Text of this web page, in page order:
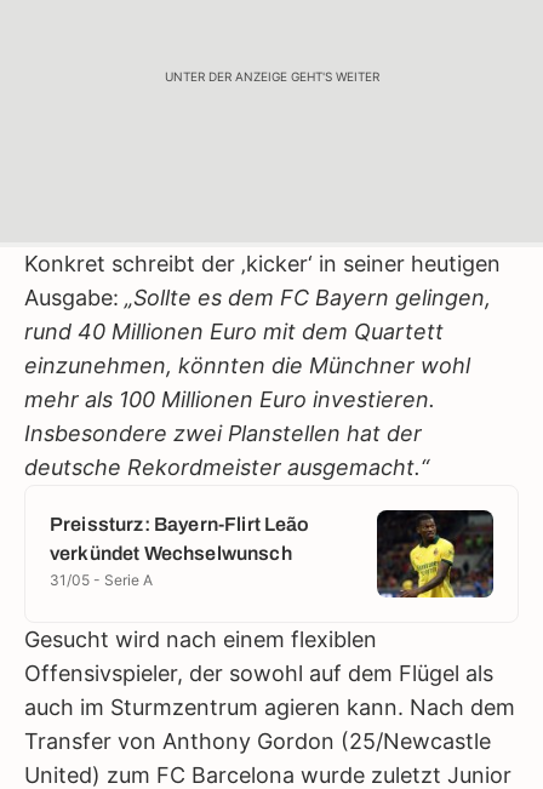
UNTER DER ANZEIGE GEHT'S WEITER
Konkret schreibt der ‚kicker‘ in seiner heutigen
Ausgabe: „Sollte es dem FC Bayern gelingen,
rund 40 Millionen Euro mit dem Quartett
einzunehmen, könnten die Münchner wohl
mehr als 100 Millionen Euro investieren.
Insbesondere zwei Planstellen hat der
deutsche Rekordmeister ausgemacht.“
Preissturz: Bayern-Flirt Leão
verkündet Wechselwunsch
31/05 - Serie A
Gesucht wird nach einem flexiblen
Offensivspieler, der sowohl auf dem Flügel als
auch im Sturmzentrum agieren kann. Nach dem
Transfer von Anthony Gordon (25/Newcastle
United) zum FC Barcelona wurde zuletzt Junior